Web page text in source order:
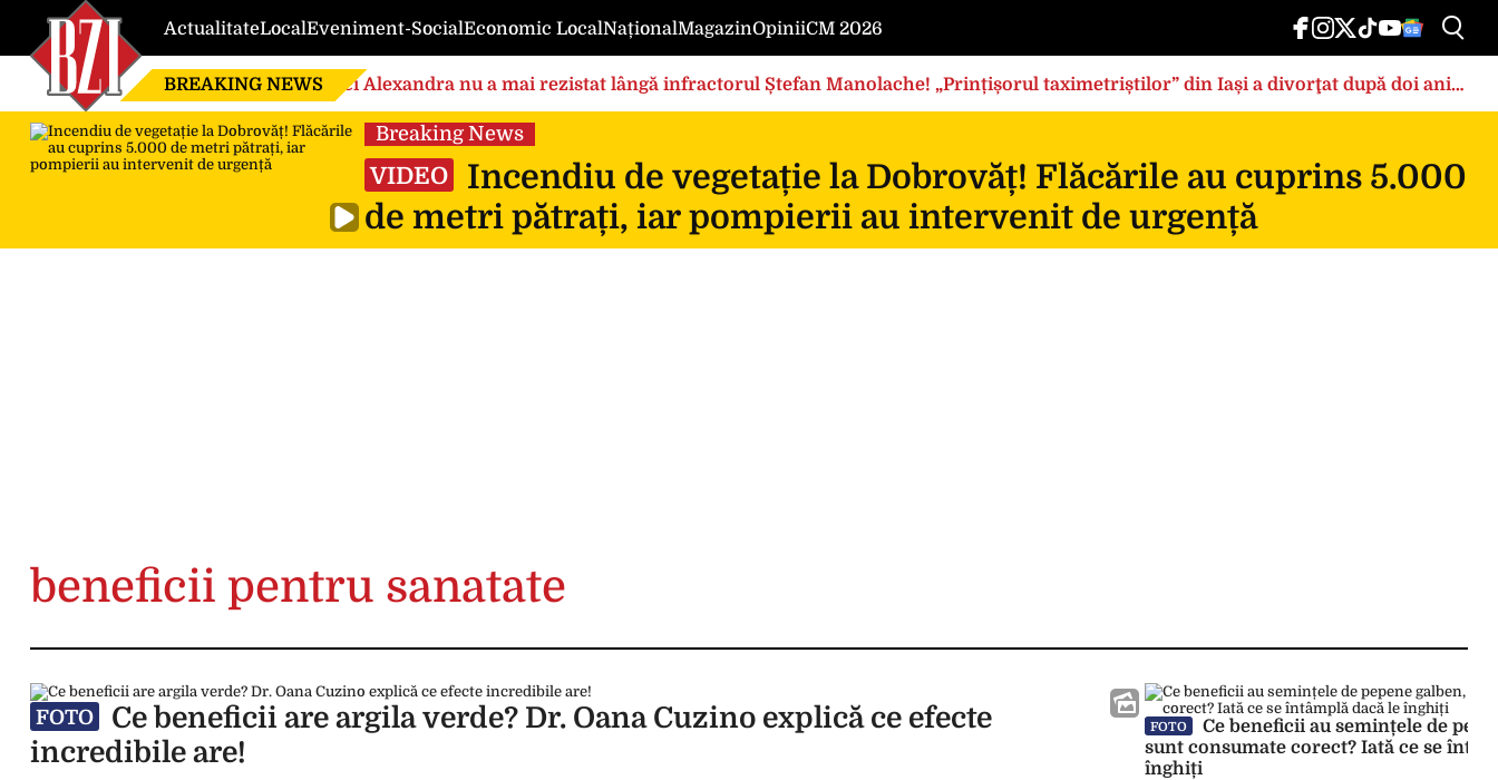
ActualitateLocalEveniment-SocialEconomic LocalNaționalMagazinOpiniiCM 2026
BREAKING NEWS Nici Alexandra nu a mai rezistat lângă infractorul Ștefan Manolache! „Prințișorul taximetriștilor” din Iași a divorţat după doi ani
de căsnicie
Breaking News
VIDEO
Incendiu de vegetație la Dobrovăț! Flăcările au cuprins 5.000
de metri pătrați, iar pompierii au intervenit de urgență
beneficii pentru sanatate
FOTO
Ce beneficii are argila verde? Dr. Oana Cuzino explică ce efecte
incredibile are!
FOTO
Ce beneficii au semințele de
sunt consumate corect? Iată ce se
înghiți